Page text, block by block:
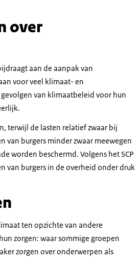
over
aan de aanpak van
voor veel klimaat- en
van klimaatbeleid voor hun
terwijl de lasten relatief zwaar bij
van burgers minder zwaar meewegen
worden beschermd. Volgens het SCP
van burgers in de overheid onder druk
ten opzichte van andere
zorgen: waar sommige groepen
zorgen over onderwerpen als